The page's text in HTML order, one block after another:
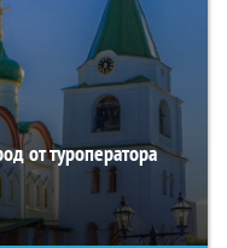
от туроператора